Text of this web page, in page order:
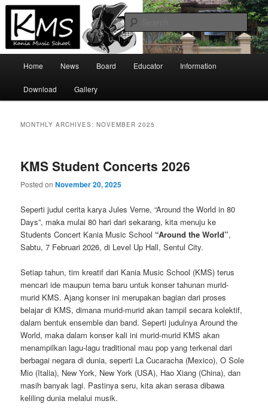
Skip
primary
content
Skip
secondary
contentKania Music School
Official Site
Home News Board Educator Information
Download Gallery
MONTHLY ARCHIVES:NOVEMBER 2025
KMS Student Concerts 2026
Posted onNovember 20, 2025
Seperti judul cerita karya Jules Verne, “Around the World in 80
Days”, maka mulai 80 hari dari sekarang, kita menuju ke
Students Concert Kania Music School “Around the World”,
Sabtu, 7 Februari 2026, di Level Up Hall, Sentul City.
Setiap tahun, tim kreatif dari Kania Music School (KMS) terus
mencari ide maupun tema baru untuk konser tahunan murid-
murid KMS. Ajang konser ini merupakan bagian dari proses
belajar di KMS, dimana murid-murid akan tampil secara kolektif,
dalam bentuk ensemble dan band. Seperti judulnya Around the
World, maka dalam konser kali ini murid-murid KMS akan
menampilkan lagu-lagu traditional mau pop yang terkenal dari
berbagai negara di dunia, seperti La Cucaracha (Mexico), O Sole
Mio (Italia), New York, New York (USA), Hao Xiang (China), dan
masih banyak lagi. Pastinya seru, kita akan serasa dibawa
keliling dunia melalui musik.